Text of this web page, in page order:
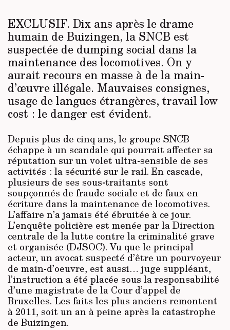
EXCLUSIF. Dix ans après le drame
humain de Buizingen, la SNCB est
suspectée de dumping social dans la
maintenance des locomotives. On y
aurait recours en masse à de la main-
d’œuvre illégale. Mauvaises consignes,
usage de langues étrangères, travail low
cost : le danger est évident.
Depuis plus de cinq ans, le groupe SNCB
échappe à un scandale qui pourrait affecter sa
réputation sur un volet ultra-sensible de ses
activités : la sécurité sur le rail. En cascade,
plusieurs de ses sous-traitants sont
soupçonnés de fraude sociale et de faux en
écriture dans la maintenance de locomotives.
L’affaire n’a jamais été ébruitée à ce jour.
L’enquête policière est menée par la Direction
centrale de la lutte contre la criminalité grave
et organisée (DJSOC). Vu que le principal
acteur, un avocat suspecté d’être un pourvoyeur
de main-d’oeuvre, est aussi… juge suppléant,
l’instruction a été placée sous la responsabilité
d’une magistrate de la Cour d’appel de
Bruxelles. Les faits les plus anciens remontent
à 2011, soit un an à peine après la catastrophe
de Buizingen.